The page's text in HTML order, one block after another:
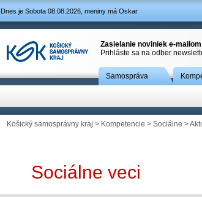
Dnes je Sobota 08.08.2026, meniny má Oskar
Zasielanie noviniek e-mailom
Prihláste sa na odber
Samospráva
Košický samosprávny kraj > Kompetencie > Sociálne >
Sociálne veci